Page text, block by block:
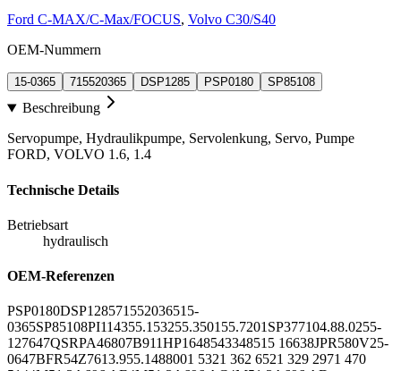
Ford C-MAX/C-Max/FOCUS, Volvo C30/S40
OEM-Nummern
15-0365 715520365 DSP1285 PSP0180 SP85108
Beschreibung
Servopumpe, Hydraulikpumpe, Servolenkung, Servo, Pumpe
FORD, VOLVO 1.6, 1.4
Technische Details
Betriebsart
hydraulisch
OEM-Referenzen
PSP0180DSP128571552036515-
0365SP85108PI114355.153255.3501 55.7201 SP377104.88.0255-
1 27647QSRPA46807B911HP1648543348515 16638JPR580V25-
0647BFR54Z7613.955.1488001 5321 362 6521 329 2971 470